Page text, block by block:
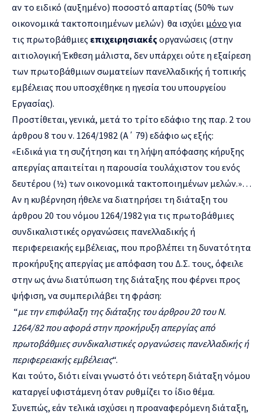
αν το ειδικό (αυξημένο) ποσοστό απαρτίας (50% των
οικονομικά τακτοποιημένων μελών) θα ισχύει μόνογια
τις πρωτοβάθμιες επιχειρησιακές οργανώσεις (στην
αιτιολογική Έκθεση μάλιστα, δεν υπάρχει ούτε η εξαίρεση
των πρωτοβάθμιων σωματείων πανελλαδικής ή τοπικής
εμβέλειας που υποσχέθηκε η ηγεσία του υπουργείου
Εργασίας).
Προστίθεται, γενικά, μετά το τρίτο εδάφιο της παρ. 2 του
άρθρου 8 του ν. 1264/1982 (Α΄ 79) εδάφιο ως εξής:
«Ειδικά για τη συζήτηση και τη λήψη απόφασης κήρυξης
απεργίας απαιτείται η παρουσία τουλάχιστον του ενός
δευτέρου (½) των οικονομικά τακτοποιημένων μελών.»…
Αν η κυβέρνηση ήθελε να διατηρήσει τη διάταξη του
άρθρου 20 του νόμου 1264/1982 για τις πρωτοβάθμιες
συνδικαλιστικές οργανώσεις πανελλαδικής ή
περιφερειακής εμβέλειας, που προβλέπει τη δυνατότητα
προκήρυξης απεργίας με απόφαση του Δ.Σ. τους, όφειλε
στην ως άνω διατύπωση της διάταξης που φέρνει προς
ψήφιση, να συμπεριλάβει τη φράση:
“με την επιφύλαξη της διάταξης του άρθρου 20 του Ν.
1264/82 που αφορά στην προκήρυξη απεργίας από
πρωτοβάθμιες συνδικαλιστικές οργανώσεις πανελλαδικής ή
περιφερειακής εμβέλειας“.
Και τούτο, διότι είναι γνωστό ότι νεότερη διάταξη νόμου
καταργεί υφιστάμενη όταν ρυθμίζει το ίδιο θέμα.
Συνεπώς, εάν τελικά ισχύσει η προαναφερόμενη διάταξη,